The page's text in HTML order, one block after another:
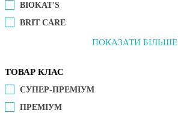
BIOKAT'S
BRIT CARE
ПОКАЗАТИ БІЛЬШЕ
ТОВАР КЛАС
СУПЕР-ПРЕМІУМ
ПРЕМІУМ